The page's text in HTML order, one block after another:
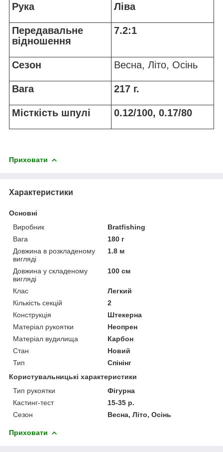
Рука Ліва
Передавальне
відношення
7.2:1
Сезон Весна, Літо, Осінь
Вага 217 г.
Місткість шпулі 0.12/100, 0.17/80
Приховати
Характеристики
Основні
Виробник
Bratfishing
Вага
180 г
Довжина в розкладеному
вигляді
1.8 м
Довжина у складеному
вигляді
100 см
Клас
Легкий
Кількість секцій
2
Конструкція
Штекерна
Матеріал рукоятки
Неопрен
Матеріал вудилища
Карбон
Стан
Новий
Тип
Спінінг
Користувальницькі характеристики
Тип рукоятки
Фігурна
Кастинг-тест
15-35 р.
Сезон
Весна, Літо, Осінь
Приховати